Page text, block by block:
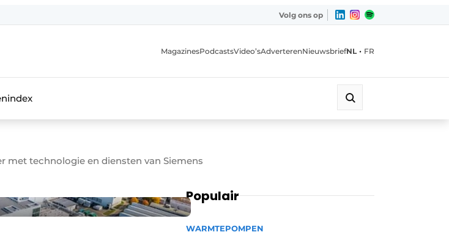
Volg ons op
MagazinesPodcastsVideo’sAdverterenNieuwsbriefNL • FR
met technologie en diensten van Siemens
Populair
WARMTEPOMPEN